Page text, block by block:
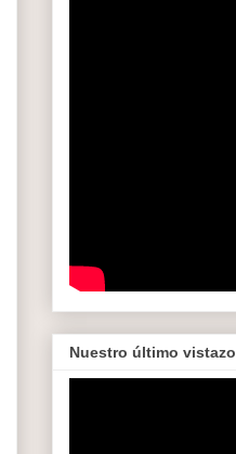
Nuestro último vistazo